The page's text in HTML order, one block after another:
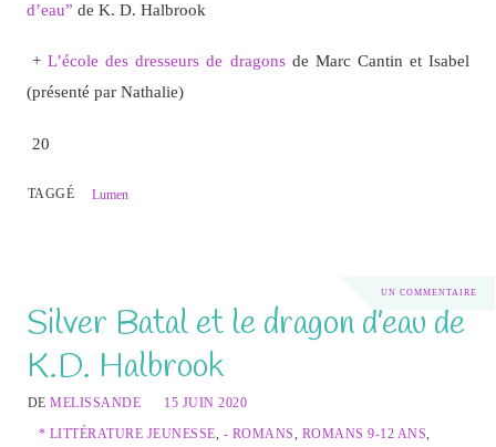
d’eau” de K. D. Halbrook
+L’école des dresseurs de dragonsde Marc Cantin et Isabel
(présenté par Nathalie)
20
TAGGÉ Lumen
UN COMMENTAIRE
Silver Batal et le dragon d’eau de
K.D. Halbrook
DEMELISSANDE
15 JUIN 2020
* LITTÉRATURE JEUNESSE - ROMANS ROMANS 9-12 ANS